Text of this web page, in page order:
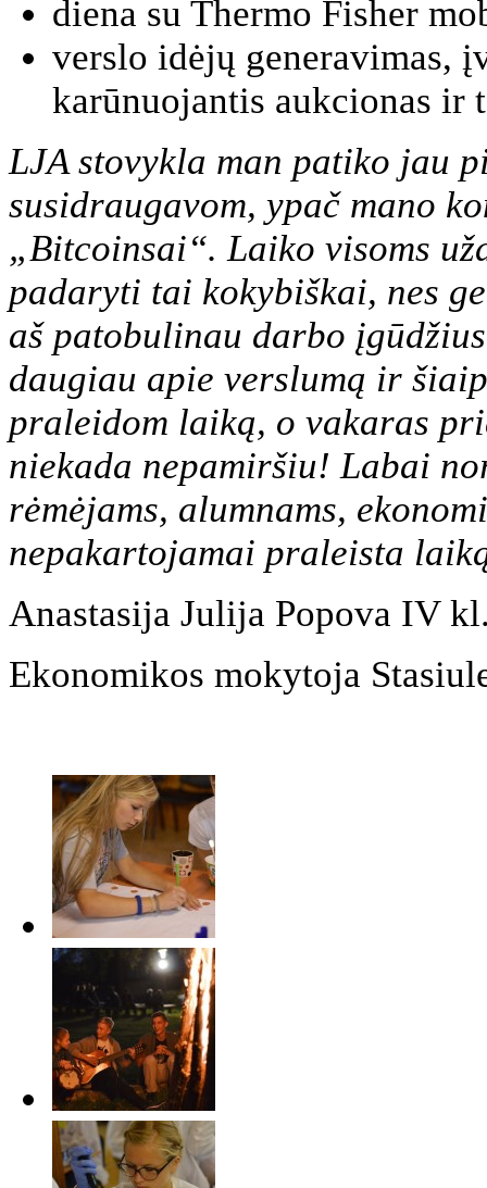
diena su Thermo Fisher
verslo idėjų generavimas,
karūnuojantis aukcionas ir
LJA stovykla man patiko jau
susidraugavom, ypač mano
„Bitcoinsai“. Laiko visoms
padaryti tai kokybiškai, nes
aš patobulinau darbo
daugiau apie verslumą ir
praleidom laiką, o vakaras
niekada nepamiršiu! Labai
rėmėjams, alumnams,
nepakartojamai praleista
Anastasija Julija Popova IV
Ekonomikos mokytoja